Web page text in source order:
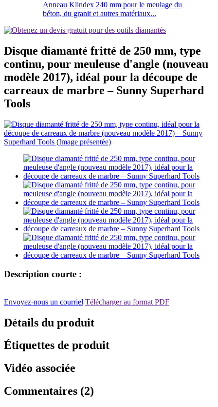
Anneau Klindex 240 mm pour le meulage du
béton, du granit et autres matériaux...
Disque diamanté fritté de 250 mm, type
continu, pour meuleuse d'angle (nouveau
modèle 2017), idéal pour la découpe de
carreaux de marbre – Sunny Superhard
Tools
Description courte :
Envoyez-nous un courriel Télécharger au format PDF
Détails du produit
Étiquettes de produit
Vidéo associée
Commentaires (2)